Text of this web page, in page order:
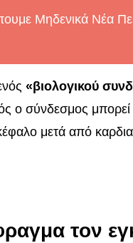
Μηδενικά Νέα
«βιολογικού
ο σύνδεσμος μπορεί
μετά από
τον